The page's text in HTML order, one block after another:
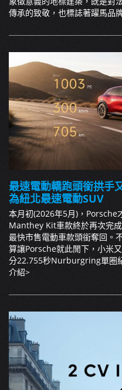
傳承的致敬，也標誌著躍馬品
最速電動轎跑頭銜拱手
為紐北最速電動SUV
本月初(2026年5月)，
Manthey Kit車款終於再次完
最快市售電動車款頭銜奪回。
算讓Porsche就此閒下，小米
分22.755秒Nurburgring單圈
介紹>